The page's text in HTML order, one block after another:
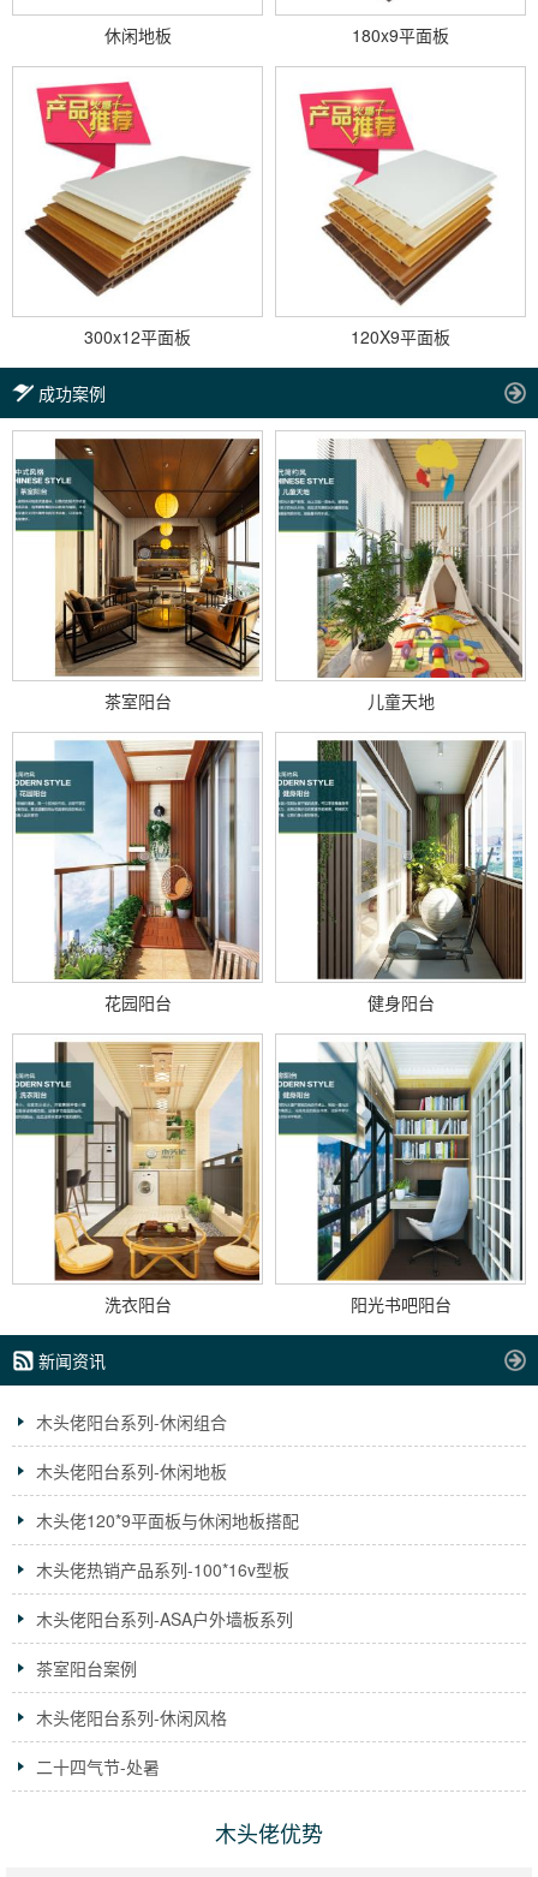
休闲地板 180x9平面板
300x12平面板 120X9平面板
成功案例
茶室阳台 儿童天地
花园阳台 健身阳台
洗衣阳台 阳光书吧阳台
新闻资讯
木头佬阳台系列-休闲组合
木头佬阳台系列-休闲地板
木头佬120*9平面板与休闲地板搭配
木头佬热销产品系列-100*16v型板
木头佬阳台系列-ASA户外墙板系列
茶室阳台案例
木头佬阳台系列-休闲风格
二十四气节-处暑
木头佬优势